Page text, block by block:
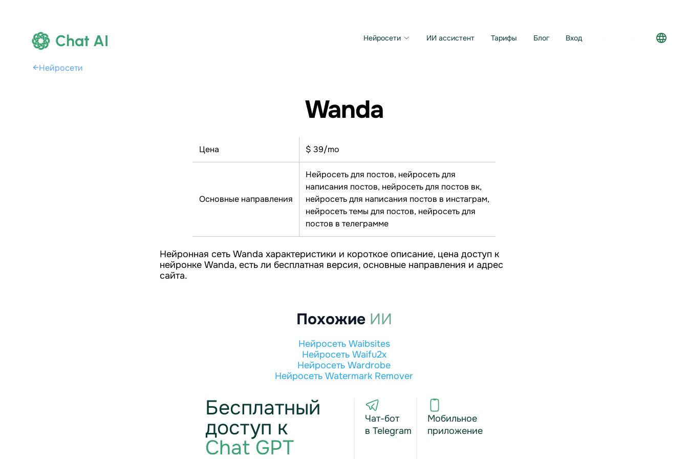
Chat AI Нейросети ИИ ассистент Тарифы Блог Вход
←Нейросети
Wanda
Цена $ 39/mo
Основные направления
Нейросеть для постов, нейросеть для
написания постов, нейросеть для постов вк,
нейросеть для написания постов в инстаграм,
нейросеть темы для постов, нейросеть для
постов в телеграмме
Нейронная сеть Wanda характеристики и короткое описание, цена доступ к
нейронке Wanda, есть ли бесплатная версия, основные направления и адрес
сайта.
Похожие ИИ
Нейросеть Waibsites
Нейросеть Waifu2x
Нейросеть Wardrobe
Нейросеть Watermark Remover
Бесплатный
доступ к
Chat GPT
Чат-бот
в Telegram
Мобильное
приложение